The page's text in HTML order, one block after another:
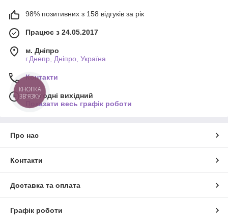
98% позитивних з 158 відгуків за рік
Працює з 24.05.2017
м. Дніпро
г.Днепр, Дніпро, Україна
Контакти
Сьогодні вихідний
Показати весь графік роботи
Про нас
Контакти
Доставка та оплата
Графік роботи
КНОПКА
ЗВ'ЯЗКУ